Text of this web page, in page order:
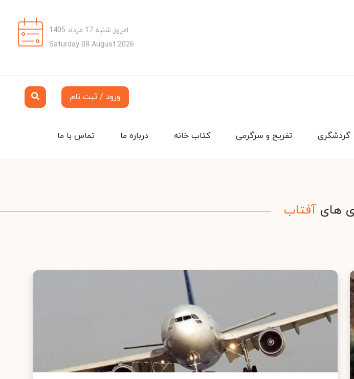
امروز شنبه 17 مرداد 1405
Saturday 08 August 2026
ورود / ثبت نام
تماس با ما درباره ما کتاب خانه تفریح و سرگرمی گردشگری
های آفتاب